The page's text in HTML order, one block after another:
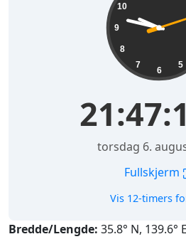
5
6
7
8
9
10
torsdag 6.
Fullskjerm
Vis 12-timers
Bredde/Lengde: 35.8° N, 139.6° E